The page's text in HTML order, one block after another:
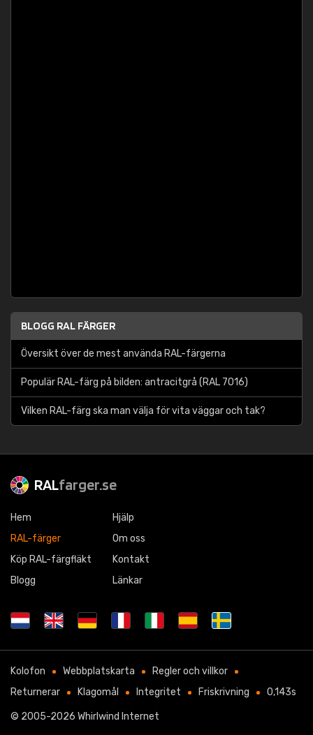
BLOGG RAL FÄRGER
Översikt över de mest använda RAL-färgerna
Populär RAL-färg på bilden: antracitgrå (RAL 7016)
Vilken RAL-färg ska man välja för vita väggar och tak?
RALfarger.se
Hem
RAL-färger
Köp RAL-färgfläkt
Blogg
Hjälp
Om oss
Kontakt
Länkar
Kolofon Webbplatskarta
Regler och villkor
Returnerar
Klagomål Integritet Friskrivning 0,143s
© 2005-2026 Whirlwind Internet